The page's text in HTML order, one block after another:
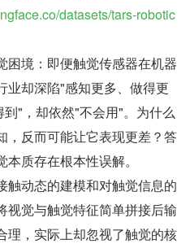
datasets/tars-robotic
困境：即便触觉传感器在机器
业却深陷"感知更多、做得更
"，却依然"不会用"。为什么
，反而可能让它表现更差？答
质存在根本性误解。
触动态的建模和对触觉信息的
视觉与触觉特征简单拼接后输
理，实际上却忽视了触觉的核